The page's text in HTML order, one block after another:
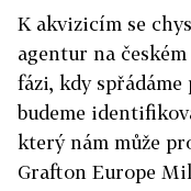
K akvizicím se
agentur na
fázi, kdy
budeme
který nám může
Grafton Europe